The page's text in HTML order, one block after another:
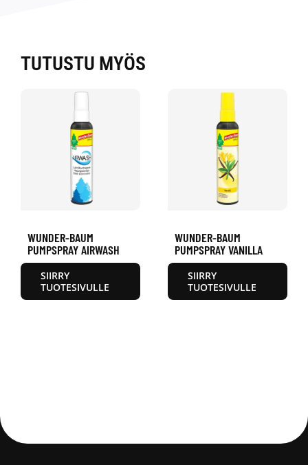
TUTUSTU MYÖS
WUNDER-BAUM
PUMPSPRAY AIRWASH
SIIRRY
TUOTESIVULLE
WUNDER-BAUM
PUMPSPRAY VANILLA
SIIRRY
TUOTESIVULLE